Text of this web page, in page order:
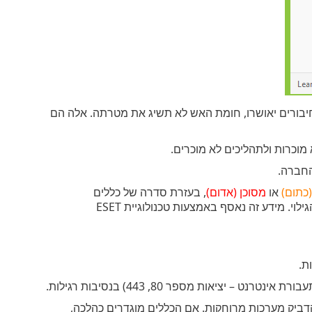
יאושרו, חומת האש לא תשיג את מטרתה. אלה הם
ולתהליכים לא מוכרים.
או מסוכן (אדום), בעזרת סדרה של כללים
היוריסטיים הבוחנים את המאפיינים של כל חיבור, את מספר המשתמשים ואת שעת הגילוי. מידע זה נאסף באמצעות טכנולוגיית ESET
מספר 80, 443) בנסיבות רגילות.
מערכות מרוחקות. אם הכללים מוגדרים כהלכה,